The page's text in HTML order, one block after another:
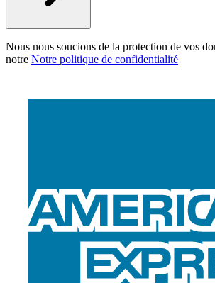
Nous nous soucions de la protection de vos
notre Notre politique de confidentialité